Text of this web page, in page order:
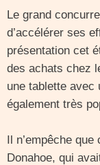
Le grand
d’accélérer ses
présentation cet
des achats chez
une tablette avec
également très
Il n’empêche
Donahoe, qui